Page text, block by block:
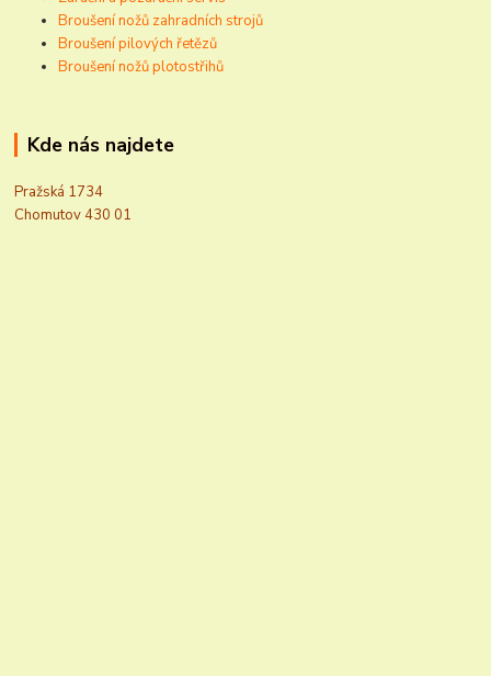
Broušení nožů zahradních strojů
Broušení pilových řetězů
Broušení nožů plotostřihů
Kde nás najdete
Pražská 1734
Chomutov 430 01